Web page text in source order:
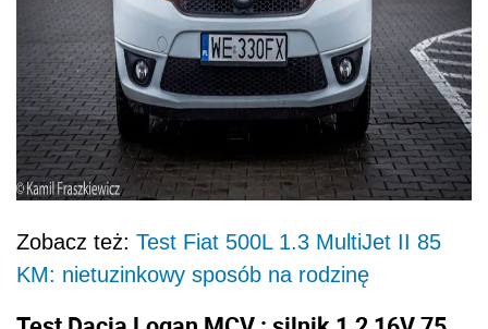
Zobacz też: Test Fiat 500L 1.3 MultiJet II 85
KM: nietuzinkowy sposób na rodzinę